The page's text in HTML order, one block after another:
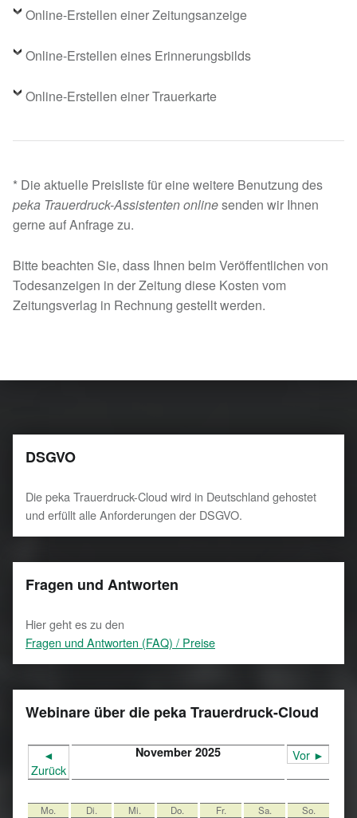
Online-Erstellen einer Zeitungsanzeige
Online-Erstellen eines Erinnerungsbilds
Online-Erstellen einer Trauerkarte
* Die aktuelle Preisliste für eine weitere Benutzung des
peka Trauerdruck-Assistenten onlinesenden wir Ihnen
gerne auf Anfrage zu.
Bitte beachten Sie, dass Ihnen beim Veröffentlichen von
Todesanzeigen in der Zeitung diese Kosten vom
Zeitungsverlag in Rechnung gestellt werden.
DSGVO
Die peka Trauerdruck-Cloud wird in Deutschland gehostet
und erfüllt alle Anforderungen der DSGVO.
Fragen und Antworten
Hier geht es zu den
Fragen und Antworten (FAQ) / Preise
Webinare über die peka Trauerdruck-Cloud
◄
Zurück
November 2025 Vor ►
Mo. Di. Mi. Do. Fr. Sa. So.